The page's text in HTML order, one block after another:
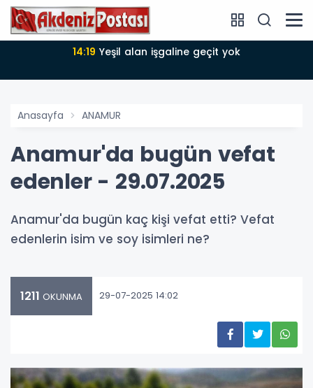
14:19 Yeşil alan işgaline geçit yok
Anasayfa ANAMUR
Anamur'da bugün vefat
edenler - 29.07.2025
Anamur'da bugün kaç kişi vefat etti? Vefat
edenlerin isim ve soy isimleri ne?
1211 OKUNMA 29-07-2025 14:02